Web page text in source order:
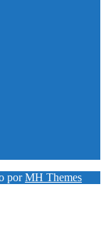
porMH Themes